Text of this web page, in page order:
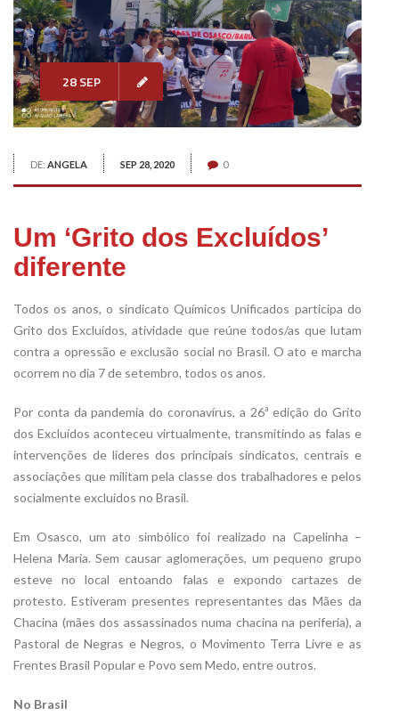
28 SEP
DE: ANGELA SEP 28, 2020 0
Um ‘Grito dos Excluídos’
diferente
Todos os anos, o sindicato Químicos Unificados participa do
Grito dos Excluídos, atividade que reúne todos/as que lutam
contra a opressão e exclusão social no Brasil. O ato e marcha
ocorrem no dia 7 de setembro, todos os anos.
Por conta da pandemia do coronavírus, a 26ª edição do Grito
dos Excluídos aconteceu virtualmente, transmitindo as falas e
intervenções de líderes dos principais sindicatos, centrais e
associações que militam pela classe dos trabalhadores e pelos
socialmente excluídos no Brasil.
Em Osasco, um ato simbólico foi realizado na Capelinha –
Helena Maria. Sem causar aglomerações, um pequeno grupo
esteve no local entoando falas e expondo cartazes de
protesto. Estiveram presentes representantes das Mães da
Chacina (mães dos assassinados numa chacina na periferia), a
Pastoral de Negras e Negros, o Movimento Terra Livre e as
Frentes Brasil Popular e Povo sem Medo, entre outros.
No Brasil